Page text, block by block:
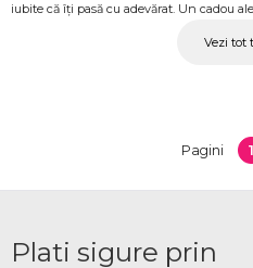
iubite că îți pasă cu adevărat. Un cadou
Cadouri de 14
iubită
Vezi tot
Pagini 1
Plati sigure prin